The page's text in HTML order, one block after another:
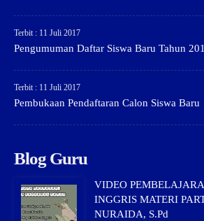
Terbit : 11 Juli 2017
Pengumuman Daftar Siswa Baru Tahun
Terbit : 11 Juli 2017
Pembukaan Pendaftaran Calon Siswa Baru
Blog Guru
VIDEO
INGGRIS MATERI
NURAIDA, S.Pd